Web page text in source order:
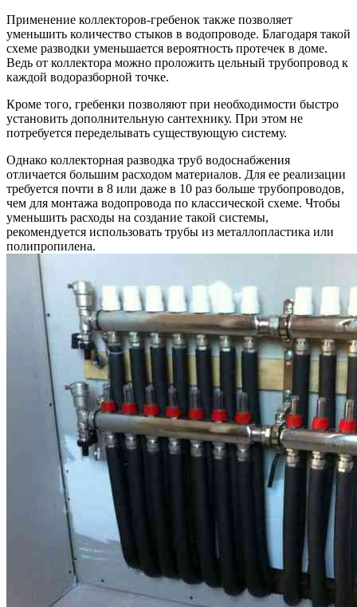
Применение коллекторов-гребенок также позволяет
уменьшить количество стыков в водопроводе. Благодаря такой
схеме разводки уменьшается вероятность протечек в доме.
Ведь от коллектора можно проложить цельный трубопровод к
каждой водоразборной точке.
Кроме того, гребенки позволяют при необходимости быстро
установить дополнительную сантехнику. При этом не
потребуется переделывать существующую систему.
Однако коллекторная разводка труб водоснабжения
отличается большим расходом материалов. Для ее реализации
требуется почти в 8 или даже в 10 раз больше трубопроводов,
чем для монтажа водопровода по классической схеме. Чтобы
уменьшить расходы на создание такой системы,
рекомендуется использовать трубы из металлопластика или
полипропилена.